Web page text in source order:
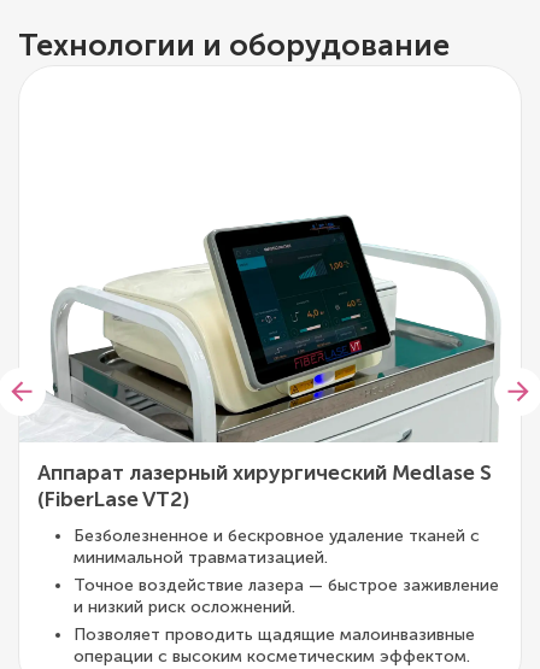
Технологии и оборудование
Аппарат лазерный хирургический Medlase S
(FiberLase VT2)
Безболезненное и бескровное удаление тканей с
минимальной травматизацией.
Точное воздействие лазера — быстрое заживление
и низкий риск осложнений.
Позволяет проводить щадящие малоинвазивные
операции с высоким косметическим эффектом.